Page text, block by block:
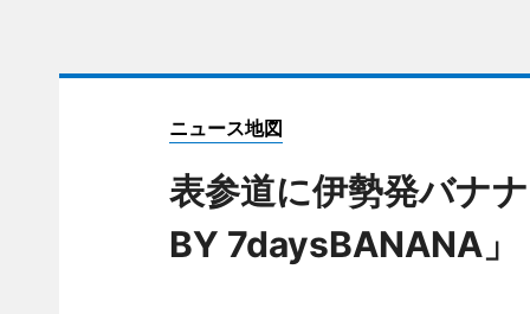
ニュース地図
表参道に伊勢発バナ
BY 7daysBANANA」